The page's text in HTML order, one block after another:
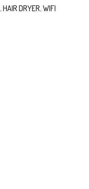
,HAIR DRYER,WIFI